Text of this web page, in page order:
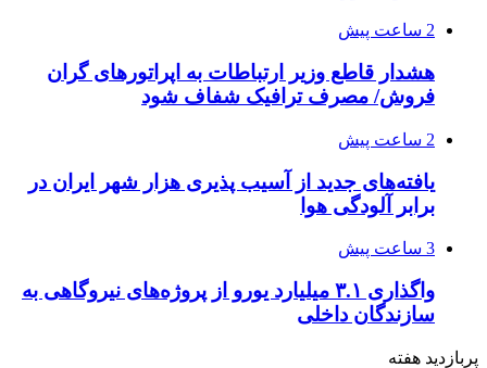
2 ساعت پیش
هشدار قاطع وزیر ارتباطات به اپراتورهای گران
فروش/ مصرف ترافیک شفاف شود
2 ساعت پیش
یافته‌های جدید از آسیب پذیری هزار شهر ایران در
برابر آلودگی هوا
3 ساعت پیش
واگذاری ۳.۱ میلیارد یورو از پروژه‌های نیروگاهی به
سازندگان داخلی
پربازدید هفته